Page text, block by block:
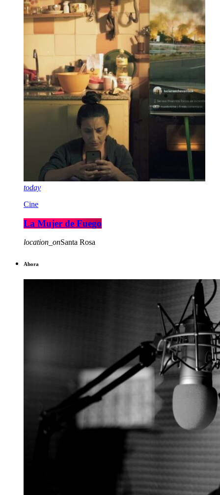
today
Cine
La Mujer de Fuego
location_onSanta Rosa
Ahora